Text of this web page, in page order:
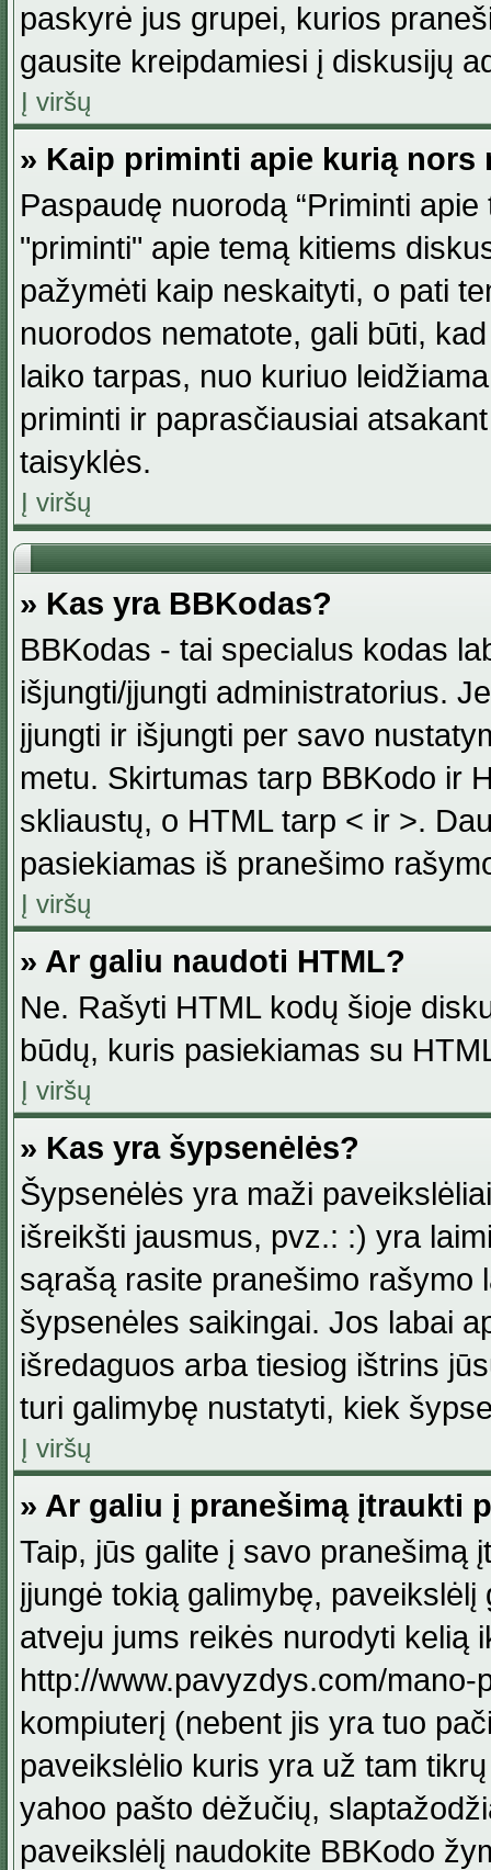
paskyrė jus grupei, kurios
gausite kreipdamiesi į diskusijų
Į viršų
» Kaip priminti apie kurią nors
Paspaudę nuorodą “Priminti
"priminti" apie temą kitiems
pažymėti kaip neskaityti, o pati
nuorodos nematote, gali būti,
laiko tarpas, nuo kuriuo
priminti ir paprasčiausiai
taisyklės.
Į viršų
» Kas yra BBKodas?
BBKodas - tai specialus kodas
išjungti/įjungti administratorius.
įjungti ir išjungti per savo
metu. Skirtumas tarp BBKodo ir
skliaustų, o HTML tarp < ir >.
pasiekiamas iš pranešimo
Į viršų
» Ar galiu naudoti HTML?
Ne. Rašyti HTML kodų šioje
būdų, kuris pasiekiamas su
Į viršų
» Kas yra šypsenėlės?
Šypsenėlės yra maži
išreikšti jausmus, pvz.: :) yra
sąrašą rasite pranešimo rašymo
šypsenėles saikingai. Jos labai
išredaguos arba tiesiog ištrins
turi galimybę nustatyti, kiek
Į viršų
» Ar galiu į pranešimą įtraukti
Taip, jūs galite į savo pranešimą
įjungė tokią galimybę,
atveju jums reikės nurodyti kelią
http://www.pavyzdys.com/
kompiuterį (nebent jis yra tuo
paveikslėlio kuris yra už tam
yahoo pašto dėžučių,
paveikslėlį naudokite BBKodo